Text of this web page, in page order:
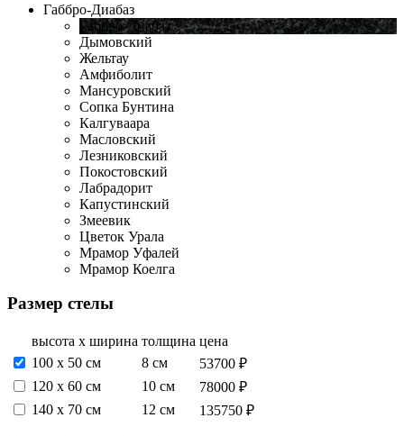
Габбро-Диабаз
Габбро-Диабаз
Дымовский
Жельтау
Амфиболит
Мансуровский
Сопка Бунтина
Калгуваара
Масловский
Лезниковский
Покостовский
Лабрадорит
Капустинский
Змеевик
Цветок Урала
Мрамор Уфалей
Мрамор Коелга
Размер стелы
высота х ширина толщина цена
100 x 50 см
8 см
53700 ₽
120 х 60 см
10 см
78000 ₽
140 х 70 см
12 см 135750 ₽